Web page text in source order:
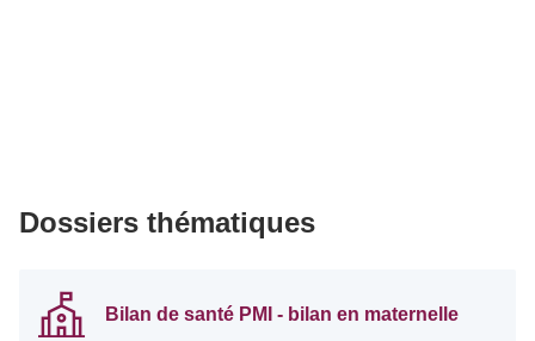
Dossiers thématiques
Bilan de santé PMI - bilan en maternelle